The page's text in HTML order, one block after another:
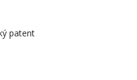
patent